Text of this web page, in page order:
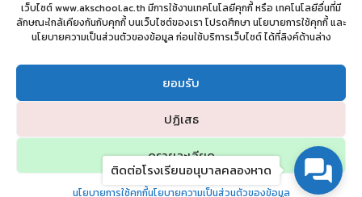
เว็บไซต์ www.akschool.ac.th มีการใช้งานเทคโนโลยีคุกกี้ หรือ เทคโนโลยีอื่นที่มี
ลักษณะใกล้เคียงกันกับคุกกี้ บนเว็บไซต์ของเรา โปรดศึกษา นโยบายการใช้คุกกี้ และ
นโยบายความเป็นส่วนตัวของข้อมูล ก่อนใช้บริการเว็บไซต์ ได้ที่ลิงค์ด้านล่าง
ยอมรับ
ปฏิเสธ
ดูรายละเอียด
นโยบายการใช้คุกกี้นโยบายความเป็นส่วนตัวของข้อมูล
หน่วยงานอื่นๆ
>>โครงการโรงเรียนสุจริต
>>โครงการยุวทูตความดี
โรงเรียนอนุบาลคลองหาด อำเภอคลองหาด จังหวัดสระแก้ว
ติดต่อโรงเรียนอนุบาลคลองหาด